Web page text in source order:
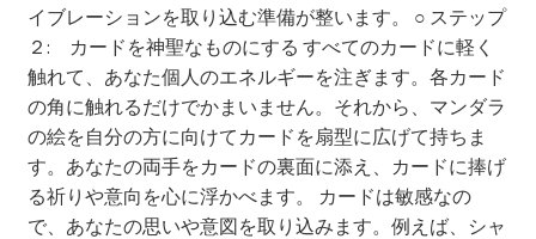
イブレーションを取り込む準備が整います。 ○ ステップ
２: カードを神聖なものにする すべてのカードに軽く
触れて、あなた個人のエネルギーを注ぎます。各カード
の角に触れるだけでかまいません。それから、マンダラ
の絵を自分の方に向けてカードを扇型に広げて持ちま
す。あなたの両手をカードの裏面に添え、カードに捧げ
る祈りや意向を心に浮かべます。 カードは敏感なの
で、あなたの思いや意図を取り込みます。例えば、シャ